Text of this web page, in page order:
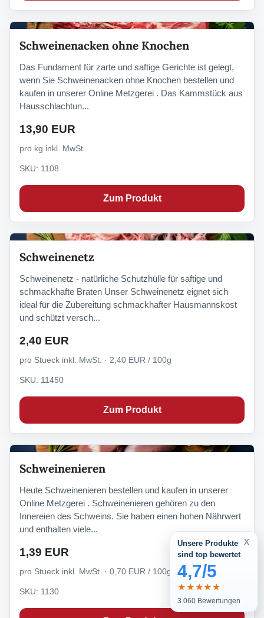
Schweinenacken ohne Knochen
Das Fundament für zarte und saftige Gerichte ist gelegt,
wenn Sie Schweinenacken ohne Knochen bestellen und
kaufen in unserer Online Metzgerei . Das Kammstück aus
Hausschlachtun...
13,90 EUR
pro kg inkl. MwSt.
SKU: 1108
Zum Produkt
Schweinenetz
Schweinenetz - natürliche Schutzhülle für saftige und
schmackhafte Braten Unser Schweinenetz eignet sich
ideal für die Zubereitung schmackhafter Hausmannskost
und schützt versch...
2,40 EUR
pro Stueck inkl. MwSt. · 2,40 EUR / 100g
SKU: 11450
Zum Produkt
Schweinenieren
Heute Schweinenieren bestellen und kaufen in unserer
Online Metzgerei . Schweinenieren gehören zu den
Innereien des Schweins. Sie haben einen hohen Nährwert
und enthalten viele...
1,39 EUR
pro Stueck inkl. MwSt. · 0,70 EUR / 100g
SKU: 1130
x
Unsere Produkte
sind top bewertet
4,7/5
★★★★★
3.060 Bewertungen